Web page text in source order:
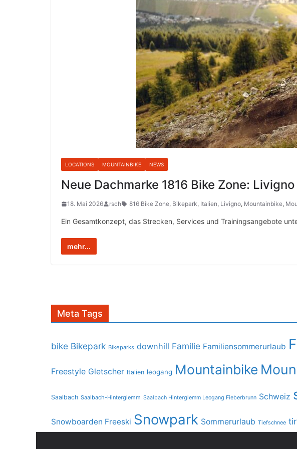
LOCATIONS MOUNTAINBIKE NEWS
Neue Dachmarke 1816 Bike Zone:
18. Mai 2026 rsch 816 Bike Zone, Bikepark, Italien, Livigno, Mountainbike,
Ein Gesamtkonzept, das Strecken, Services und Trainingsangebote
mehr...
Meta Tags
bike Bikepark Bikeparks downhill Familie Familiensommerurlaub
Freestyle Gletscher Italien leogang Mountainbike
Saalbach Saalbach-Hinterglemm Saalbach Hinterglemm Leogang Fieberbrunn Schweiz
Snowboarden Freeski Snowpark Sommerurlaub Tiefschnee